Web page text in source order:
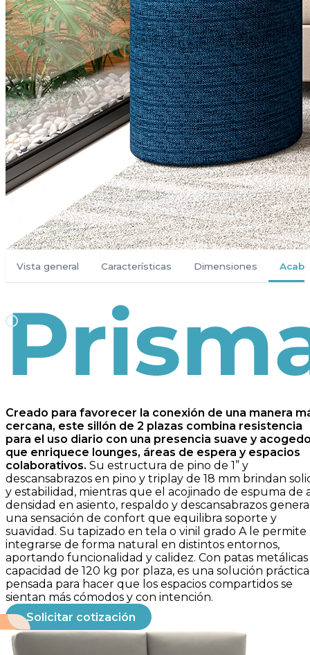
Vista general Características Dimensiones
Prisma
Creado para favorecer la conexión de una manera
cercana, este sillón de 2 plazas combina resistencia
para el uso diario con una presencia suave y
que enriquece lounges, áreas de espera y espacios
colaborativos. Su estructura de pino de 1” y
descansabrazos en pino y triplay de 18 mm brindan
y estabilidad, mientras que el acojinado de espuma de
densidad en asiento, respaldo y descansabrazos genera
una sensación de confort que equilibra soporte y
suavidad. Su tapizado en tela o vinil grado A le permite
integrarse de forma natural en distintos entornos,
aportando funcionalidad y calidez. Con patas metálicas
capacidad de 120 kg por plaza, es una solución práctica
pensada para hacer que los espacios compartidos se
sientan más cómodos y con intención.
Solicitar cotización